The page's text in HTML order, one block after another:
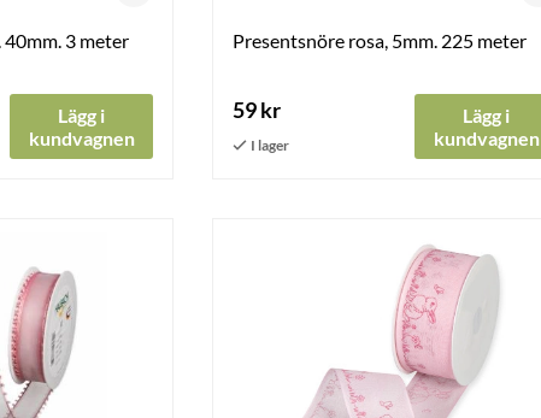
40mm. 3 meter
Lägg i
kundvagnen
Presentsnöre rosa, 5mm. 225 meter
59 kr
Lägg i
kundvagnen